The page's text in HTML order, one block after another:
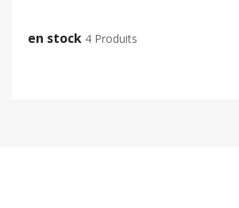
en stock 4 Produits